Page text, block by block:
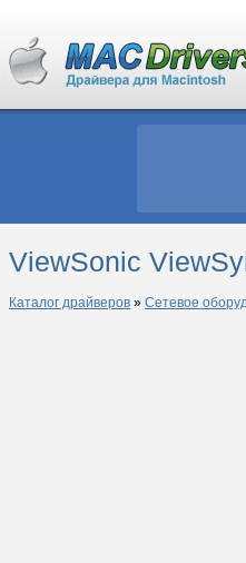
ViewSonic
Каталог драйверов » Сетевое